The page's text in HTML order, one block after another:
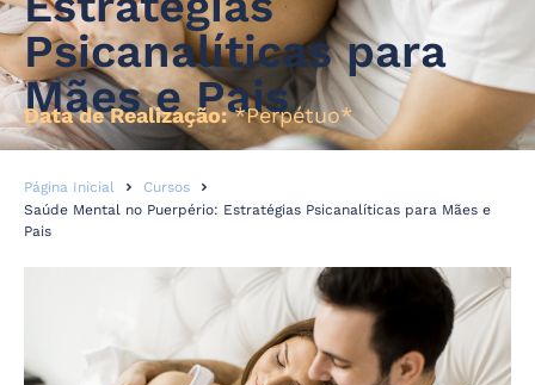
Psicanalíticas para
Mães e Pais
Data de Realização:*Perpétuo*
Página Inicial
Cursos
Saúde Mental no Puerpério: Estratégias Psicanalíticas para Mães e
Pais